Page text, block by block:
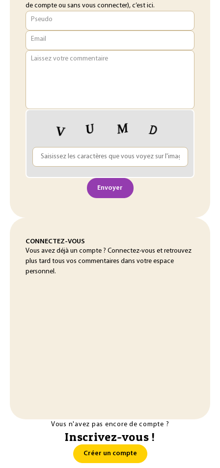
de compte ou sans vous connecter), c’est ici.
Pseudo
Email
Laissez votre commentaire
Envoyer
CONNECTEZ-VOUS
Vous avez déjà un compte ? Connectez-vous et retrouvez
plus tard tous vos commentaires dans votre espace
personnel.
Vous n'avez pas encore de compte ?
Inscrivez-vous !
Créer un compte